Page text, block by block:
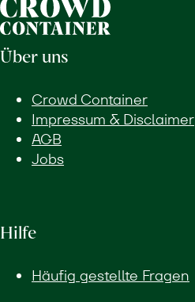
Über uns
Crowd Container
Impressum & Disclaimer
AGB
Jobs
Hilfe
Häufig gestellte Fragen